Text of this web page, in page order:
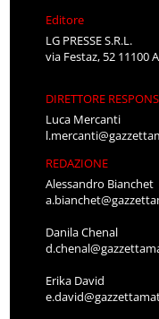
Editore
LG PRESSE S.R.L.
via Festaz, 52 11100
DIRETTORE
Luca Mercanti
REDAZIONE
Alessandro Bianchet
Danila Chenal
Erika David